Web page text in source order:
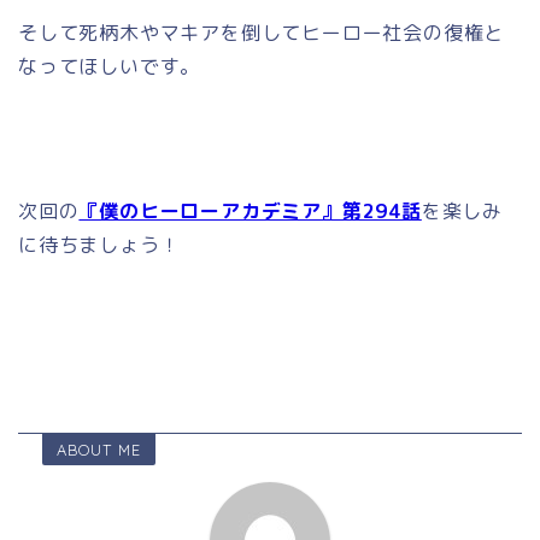
そして死柄木やマキアを倒してヒーロー社会の復権と
なってほしいです。
次回の 『僕のヒーローアカデミア』第294話を楽しみ
に待ちましょう！
ABOUT ME